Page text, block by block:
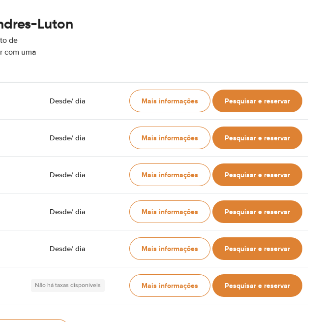
Luton
de
com uma
Desde/ dia Mais informações Pesquisar e reservar
Desde/ dia Mais informações Pesquisar e reservar
Desde/ dia Mais informações Pesquisar e reservar
Desde/ dia Mais informações Pesquisar e reservar
Desde/ dia Mais informações Pesquisar e reservar
Não há taxas disponíveis Mais informações Pesquisar e reservar